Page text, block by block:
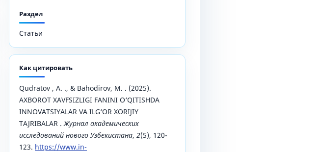
Раздел
Статьи
Как цитировать
Qudratov , A. ., & Bahodirov, M. . (2025).
AXBOROT XAVFSIZLIGI FANINI О‘QITISHDA
INNOVATSIYALAR VA ILG‘OR XORIJIY
TAJRIBALAR .Журнал академических
исследований нового Узбекистана, 2(5), 120-
123. https://www.in-